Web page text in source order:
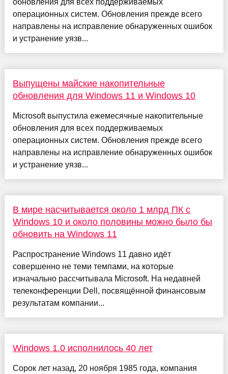
обновления для всех поддерживаемых
операционных систем. Обновления прежде всего
направлены на исправление обнаруженных ошибок
и устранение уязв...
Выпущены майские накопительные
обновления для Windows 11 и Windows 10
Microsoft выпустила ежемесячные накопительные
обновления для всех поддерживаемых
операционных систем. Обновления прежде всего
направлены на исправление обнаруженных ошибок
и устранение уязв...
В мире насчитывается около 1 млрд ПК с
Windows 10 и около половины можно было бы
обновить на Windows 11
Распространение Windows 11 давно идёт
совершенно не теми темпами, на которые
изначально рассчитывала Microsoft. На недавней
телеконференции Dell, посвящённой финансовым
результатам компании...
Windows 1.0 исполнилось 40 лет
Сорок лет назад, 20 ноября 1985 года, компания